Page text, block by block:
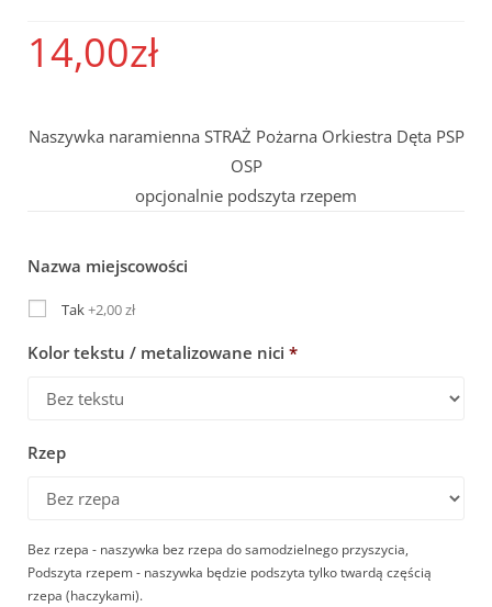
14,00zł
Naszywka naramienna STRAŻ Pożarna Orkiestra Dęta PSP
OSP
opcjonalnie podszyta rzepem
Nazwa miejscowości
Tak+2,00 zł
Kolor tekstu / metalizowane nici *
Rzep
Bez rzepa - naszywka bez rzepa do samodzielnego przyszycia,
Podszyta rzepem - naszywka będzie podszyta tylko twardą częścią
rzepa (haczykami).